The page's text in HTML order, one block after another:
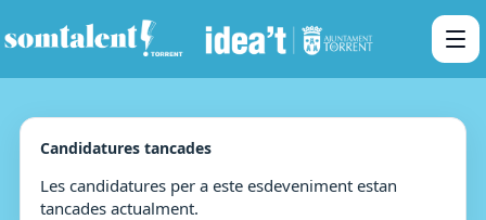
Candidatures tancades
Les candidatures per a este esdeveniment estan
tancades actualment.